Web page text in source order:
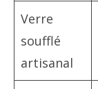
Verre
soufflé
artisanal